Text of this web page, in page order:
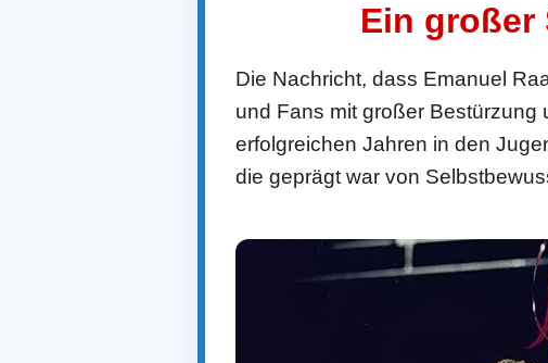
Ein großer
Die Nachricht, dass Emanuel
und Fans mit großer Bestürzung
erfolgreichen Jahren in den
die geprägt war von